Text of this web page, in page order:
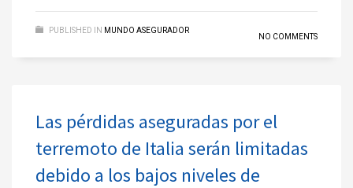
PUBLISHED IN MUNDO ASEGURADOR
NO COMMENTS
Las pérdidas aseguradas por el
terremoto de Italia serán limitadas
debido a los bajos niveles de